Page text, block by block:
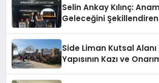
Selin Ankay Kılınç:
Geleceğini
Side Liman Kutsal
Yapısının Kazı ve